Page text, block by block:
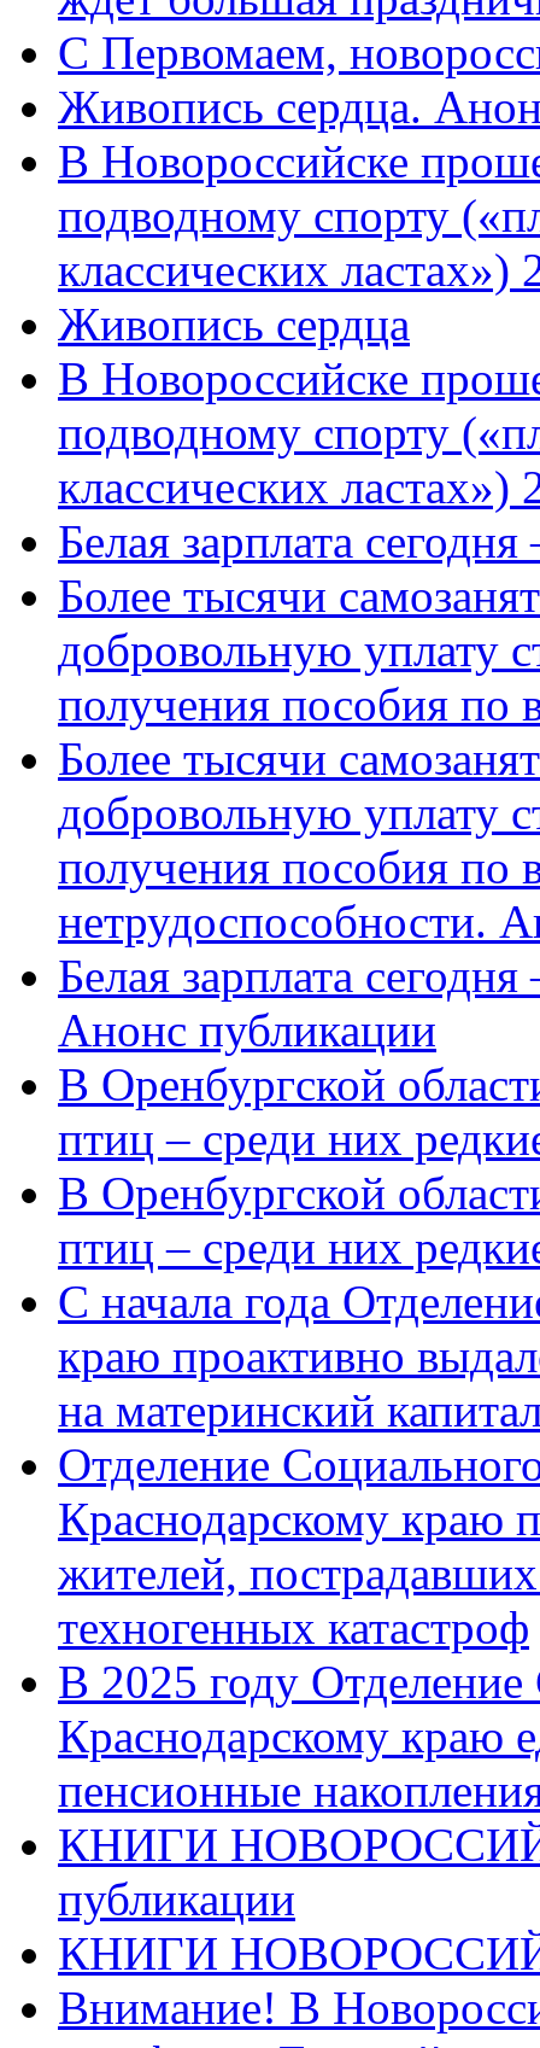
C Первомаем,
Живопись сердца.
В Новороссийске
подводному спорту
классических
Живопись сердца
В Новороссийске
подводному спорту
классических ластах»)
Белая зарплата
Более тысячи
добровольную уплату
получения пособия по
Более тысячи
добровольную уплату
получения пособия по
нетрудоспособности.
Белая зарплата
Анонс публикации
В Оренбургской
птиц – среди них
В Оренбургской
птиц – среди них
С начала года
краю проактивно
на материнский
Отделение
Краснодарскому краю
жителей,
техногенных катастроф
В 2025 году
Краснодарскому краю
пенсионные
КНИГИ
публикации
КНИГИ
Внимание! В